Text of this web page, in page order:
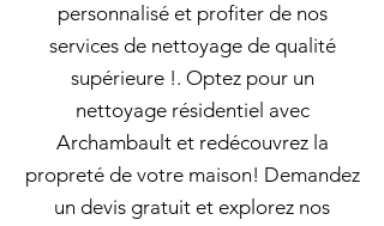
personnalisé et profiter de nos
services de nettoyage de qualité
supérieure !. Optez pour un
nettoyage résidentiel avec
Archambault et redécouvrez la
propreté de votre maison! Demandez
un devis gratuit et explorez nos